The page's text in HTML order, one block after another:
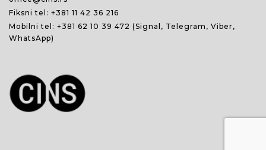
Fiksni tel: +381 11 42 36 216
Mobilni tel: +381 62 10 39 472 (Signal, Telegram, Viber,
WhatsApp)